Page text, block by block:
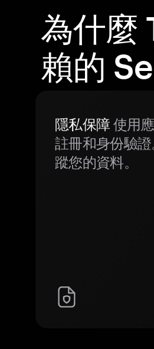
為什麼
賴的
隱私保障使用
註冊和身份驗
蹤您的資料。